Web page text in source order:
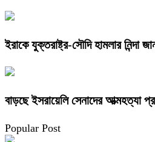
ইরাকে যুক্তরাষ্ট্র-সৌদি হামলার নিন্দা
বাড়ছে ইসরায়েলি সেনাদের আত্মহত্যা
Popular Post